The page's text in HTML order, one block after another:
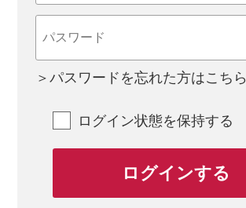
＞パスワードを忘れた方はこちら
ログイン状態を保持する